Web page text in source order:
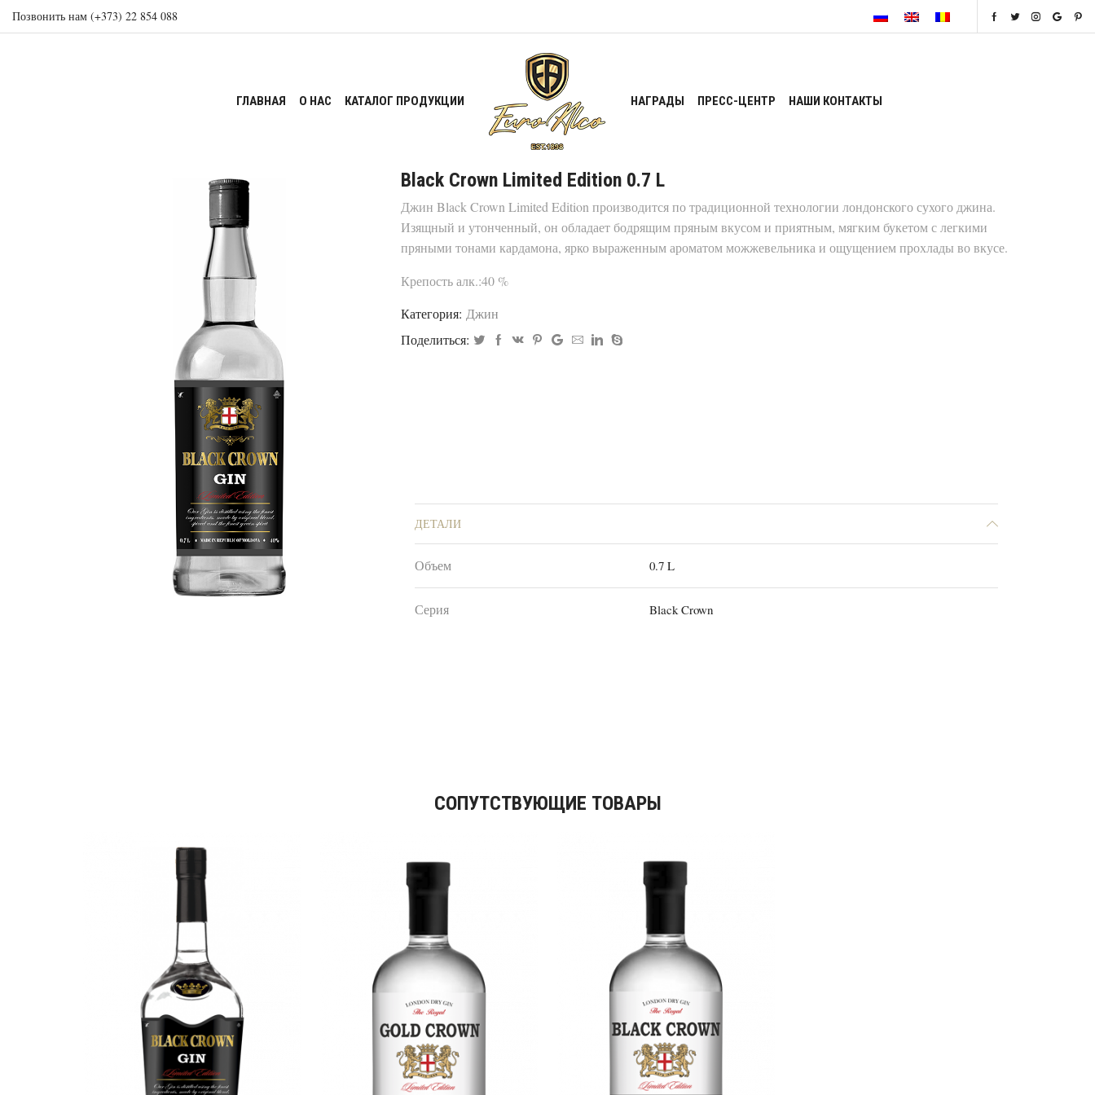
Позвонить нам (+373) 22 854 088
ГЛАВНАЯ О НАС КАТАЛОГ ПРОДУКЦИИ НАГРАДЫ ПРЕСС-ЦЕНТР НАШИ КОНТАКТЫ
Black Crown Limited Edition 0.7 L
Джин Black Crown Limited Edition производится по традиционной технологии лондонского сухого джина.
Изящный и утонченный, он обладает бодрящим пряным вкусом и приятным, мягким букетом с легкими
пряными тонами кардамона, ярко выраженным ароматом можжевельника и ощущением прохлады во вкусе.
Крепость алк.:40 %
Категория: Джин
Поделиться:
ДЕТАЛИ
Объем 0.7 L
Серия Black Crown
СОПУТСТВУЮЩИЕ ТОВАРЫ